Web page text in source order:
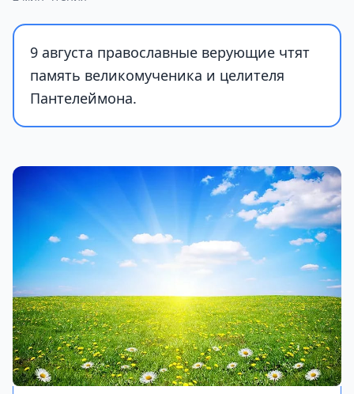
9 августа православные верующие чтят
память великомученика и целителя
Пантелеймона.